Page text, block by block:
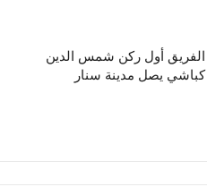
الفريق أول ركن شمس الدين
كباشي يصل مدينة سنار